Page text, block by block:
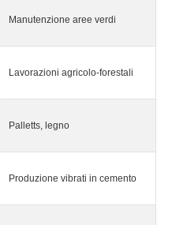
Manutenzione aree verdi
Lavorazioni agricolo-forestali
Palletts, legno
Produzione vibrati in cemento